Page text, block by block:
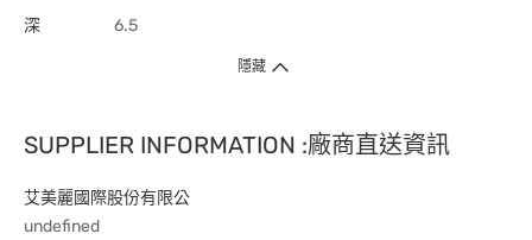
深 6.5
隱藏
SUPPLIER INFORMATION :廠商直送資訊
艾美麗國際股份有限公
undefined